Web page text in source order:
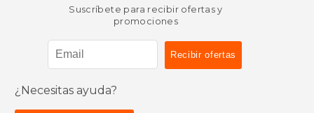
Suscríbete para recibir ofertas y
promociones
¿Necesitas ayuda?